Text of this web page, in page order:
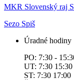
MKR Slovenský raj
Sezo Spiš
Úradné hodiny
PO: 7:30 -
UT: 7:30 15:30
ST: 7:30 17:00